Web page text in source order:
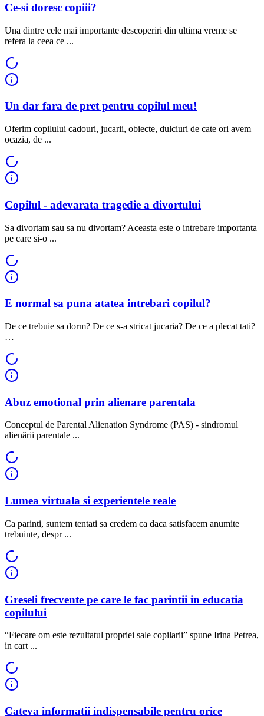
Ce-si doresc copiii?
Una dintre cele mai importante descoperiri din ultima vreme se
refera la ceea ce ...
Un dar fara de pret pentru copilul meu!
Oferim copilului cadouri, jucarii, obiecte, dulciuri de cate ori avem
ocazia, de ...
Copilul - adevarata tragedie a divortului
Sa divortam sau sa nu divortam? Aceasta este o intrebare importanta
pe care si-o ...
E normal sa puna atatea intrebari copilul?
De ce trebuie sa dorm? De ce s-a stricat jucaria? De ce a plecat tati?
…
Abuz emotional prin alienare parentala
Conceptul de Parental Alienation Syndrome (PAS) - sindromul
alienării parentale ...
Lumea virtuala si experientele reale
Ca parinti, suntem tentati sa credem ca daca satisfacem anumite
trebuinte, despr ...
Greseli frecvente pe care le fac parintii in educatia
copilului
“Fiecare om este rezultatul propriei sale copilarii” spune Irina Petrea,
in cart ...
Cateva informatii indispensabile pentru orice